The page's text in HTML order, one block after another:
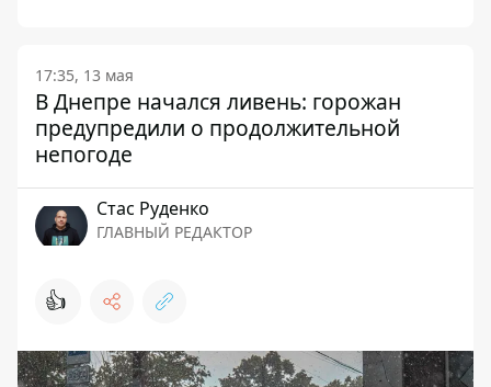
17:35, 13 мая
В Днепре начался ливень: горожан
предупредили о продолжительной
непогоде
Стаc Руденко
ГЛАВНЫЙ РЕДАКТОР
👍